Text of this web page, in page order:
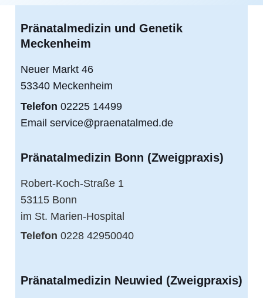
Pränatalmedizin und Genetik
Meckenheim
Neuer Markt 46
53340 Meckenheim
Telefon 02225 14499
Email service@praenatalmed.de
Pränatalmedizin Bonn (Zweigpraxis)
Robert-Koch-Straße 1
53115 Bonn
im St. Marien-Hospital
Telefon 0228 42950040
Pränatalmedizin Neuwied (Zweigpraxis)